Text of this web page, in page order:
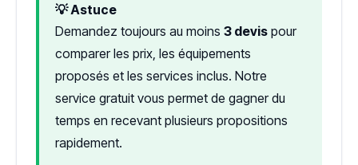
💡 Astuce
Demandez toujours au moins 3 devis pour
comparer les prix, les équipements
proposés et les services inclus. Notre
service gratuit vous permet de gagner du
temps en recevant plusieurs propositions
rapidement.